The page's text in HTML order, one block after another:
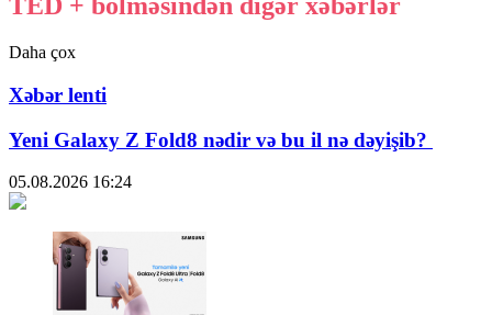
TED + bölməsindən digər xəbərlər
Daha çox
Xəbər lenti
Yeni Galaxy Z Fold8 nədir və bu il nə dəyişib?
05.08.2026 16:24